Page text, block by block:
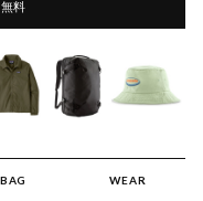
料
BAG WEAR